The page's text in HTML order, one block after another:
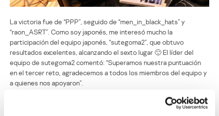
La victoria fue de “PPP”, seguido de “men_in_black_hats” y
“raon_ASRT”. Como soy japonés, me interesó mucho la
participación del equipo japonés, “sutegoma2”, que obtuvo
resultados excelentes, alcanzando el sexto lugar 🙂 El líder del
equipo de sutegoma2 comentó: “Superamos nuestra puntuación
en el tercer reto, agradecemos a todos los miembros del equipo y
a quienes nos apoyaron”.